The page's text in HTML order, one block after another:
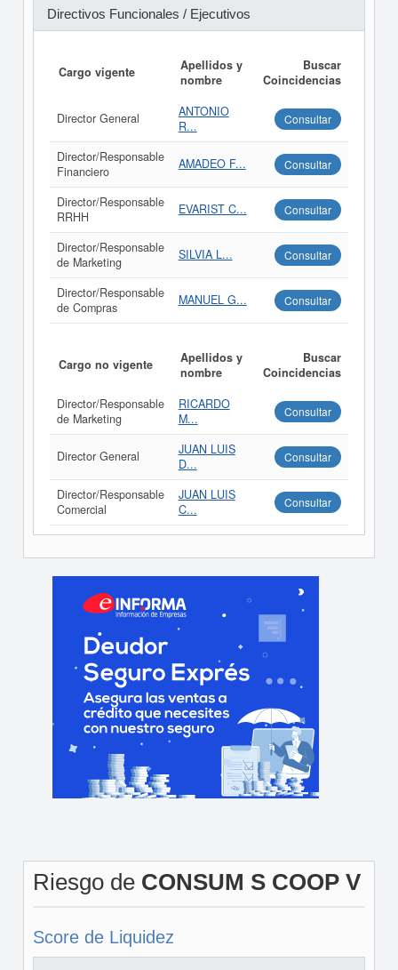
Directivos Funcionales / Ejecutivos
Cargo vigente
Apellidos y
nombre
Buscar
Coincidencias
Director General
ANTONIO
R...
Consultar
Director/Responsable
Financiero
AMADEO F... Consultar
Director/Responsable
RRHH
EVARIST C... Consultar
Director/Responsable
de Marketing
SILVIA L... Consultar
Director/Responsable
de Compras
MANUEL G... Consultar
Cargo no vigente
Apellidos y
nombre
Buscar
Coincidencias
Director/Responsable
de Marketing
RICARDO
M...
Consultar
Director General
JUAN LUIS
D...
Consultar
Director/Responsable
Comercial
JUAN LUIS
C...
Consultar
Riesgo de CONSUM S COOP V
Score de Liquidez